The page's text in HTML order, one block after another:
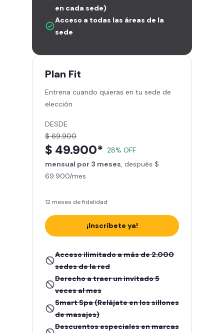
en cada sede)
Acceso a todas las áreas de la
sede
Plan Fit
Entrena cuando quieras en tu sede de
elección
DESDE
$ 69.900
$ 49.900* 28% OFF
mensual por 3 meses, después $
69.900/mes
12 meses de fidelidad
¡Inscríbete ya!
Acceso ilimitado a más de 2.000
sedes de la red
Derecho a traer un invitado 5
veces al mes
Smart Spa (Relájate en los sillones
de masajes)
Descuentos especiales en marcas